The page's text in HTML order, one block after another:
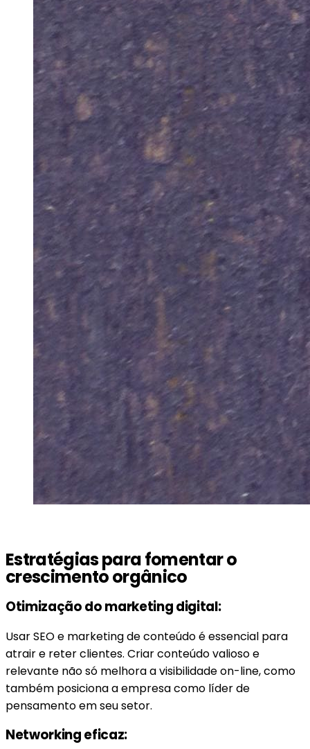
Estratégias para fomentar o
crescimento orgânico
Otimização do marketing digital:
Usar SEO e marketing de conteúdo é essencial para
atrair e reter clientes. Criar conteúdo valioso e
relevante não só melhora a visibilidade on-line, como
também posiciona a empresa como líder de
pensamento em seu setor.
Networking eficaz: